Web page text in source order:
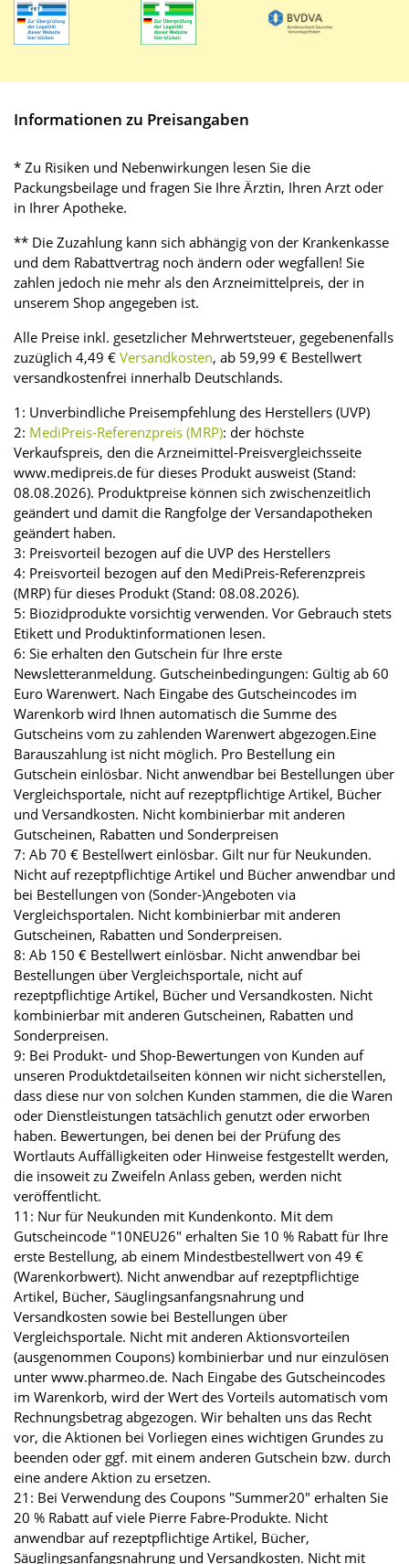
Informationen zu Preisangaben
* Zu Risiken und Nebenwirkungen lesen Sie die
Packungsbeilage und fragen Sie Ihre Ärztin, Ihren Arzt oder
in Ihrer Apotheke.
** Die Zuzahlung kann sich abhängig von der Krankenkasse
und dem Rabattvertrag noch ändern oder wegfallen! Sie
zahlen jedoch nie mehr als den Arzneimittelpreis, der in
unserem Shop angegeben ist.
Alle Preise inkl. gesetzlicher Mehrwertsteuer, gegebenenfalls
zuzüglich 4,49 € Versandkosten, ab 59,99 € Bestellwert
versandkostenfrei innerhalb Deutschlands.
1: Unverbindliche Preisempfehlung des Herstellers (UVP)
2: MediPreis-Referenzpreis (MRP): der höchste
Verkaufspreis, den die Arzneimittel-Preisvergleichsseite
www.medipreis.de für dieses Produkt ausweist (Stand:
08.08.2026). Produktpreise können sich zwischenzeitlich
geändert und damit die Rangfolge der Versandapotheken
geändert haben.
3: Preisvorteil bezogen auf die UVP des Herstellers
4: Preisvorteil bezogen auf den MediPreis-Referenzpreis
(MRP) für dieses Produkt (Stand: 08.08.2026).
5: Biozidprodukte vorsichtig verwenden. Vor Gebrauch stets
Etikett und Produktinformationen lesen.
6: Sie erhalten den Gutschein für Ihre erste
Newsletteranmeldung. Gutscheinbedingungen: Gültig ab 60
Euro Warenwert. Nach Eingabe des Gutscheincodes im
Warenkorb wird Ihnen automatisch die Summe des
Gutscheins vom zu zahlenden Warenwert abgezogen.Eine
Barauszahlung ist nicht möglich. Pro Bestellung ein
Gutschein einlösbar. Nicht anwendbar bei Bestellungen über
Vergleichsportale, nicht auf rezeptpflichtige Artikel, Bücher
und Versandkosten. Nicht kombinierbar mit anderen
Gutscheinen, Rabatten und Sonderpreisen
7: Ab 70 € Bestellwert einlösbar. Gilt nur für Neukunden.
Nicht auf rezeptpflichtige Artikel und Bücher anwendbar und
bei Bestellungen von (Sonder-)Angeboten via
Vergleichsportalen. Nicht kombinierbar mit anderen
Gutscheinen, Rabatten und Sonderpreisen.
8: Ab 150 € Bestellwert einlösbar. Nicht anwendbar bei
Bestellungen über Vergleichsportale, nicht auf
rezeptpflichtige Artikel, Bücher und Versandkosten. Nicht
kombinierbar mit anderen Gutscheinen, Rabatten und
Sonderpreisen.
9: Bei Produkt- und Shop-Bewertungen von Kunden auf
unseren Produktdetailseiten können wir nicht sicherstellen,
dass diese nur von solchen Kunden stammen, die die Waren
oder Dienstleistungen tatsächlich genutzt oder erworben
haben. Bewertungen, bei denen bei der Prüfung des
Wortlauts Auffälligkeiten oder Hinweise festgestellt werden,
die insoweit zu Zweifeln Anlass geben, werden nicht
veröffentlicht.
11: Nur für Neukunden mit Kundenkonto. Mit dem
Gutscheincode "10NEU26" erhalten Sie 10 % Rabatt für Ihre
erste Bestellung, ab einem Mindestbestellwert von 49 €
(Warenkorbwert). Nicht anwendbar auf rezeptpflichtige
Artikel, Bücher, Säuglingsanfangsnahrung und
Versandkosten sowie bei Bestellungen über
Vergleichsportale. Nicht mit anderen Aktionsvorteilen
(ausgenommen Coupons) kombinierbar und nur einzulösen
unter www.pharmeo.de. Nach Eingabe des Gutscheincodes
im Warenkorb, wird der Wert des Vorteils automatisch vom
Rechnungsbetrag abgezogen. Wir behalten uns das Recht
vor, die Aktionen bei Vorliegen eines wichtigen Grundes zu
beenden oder ggf. mit einem anderen Gutschein bzw. durch
eine andere Aktion zu ersetzen.
21: Bei Verwendung des Coupons "Summer20" erhalten Sie
20 % Rabatt auf viele Pierre Fabre-Produkte. Nicht
anwendbar auf rezeptpflichtige Artikel, Bücher,
Säuglingsanfangsnahrung und Versandkosten. Nicht mit